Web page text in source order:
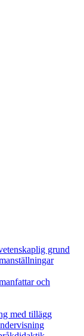
grund
och
med tillägg